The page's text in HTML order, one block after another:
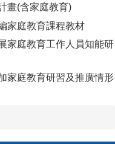
畫(含家庭教育)
家庭教育課程教材
家庭教育工作人員知能研
家庭教育研習及推廣情形